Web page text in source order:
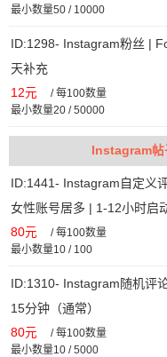
最小数量50 / 10000
ID:1298- Instagram粉丝 |
天补充
12元 /每100数量
最小数量20 / 50000
Instagram
ID:1441- Instagram自定义
女性账号居多 | 1-12小时启
80元 /每100数量
最小数量10 / 100
ID:1310- Instagram随机评
15分钟（通常）
80元 /每100数量
最小数量10 / 5000